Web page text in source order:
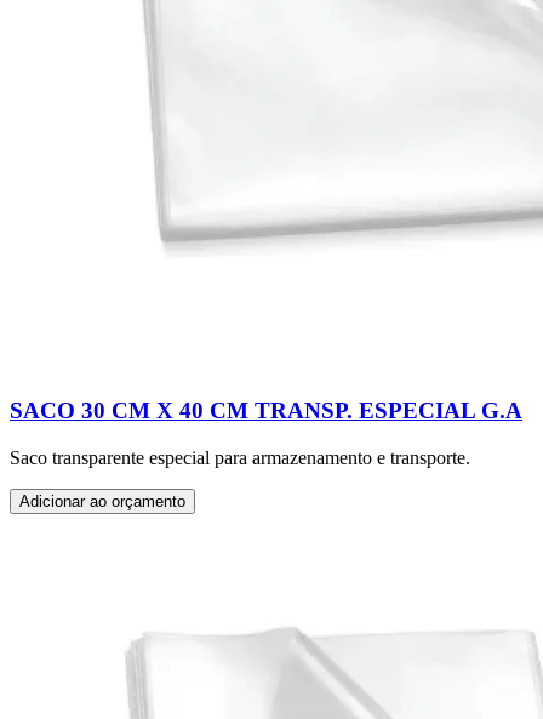
SACO 30 CM X 40 CM TRANSP. ESPECIAL G.A
Saco transparente especial para armazenamento e transporte.
Adicionar ao orçamento